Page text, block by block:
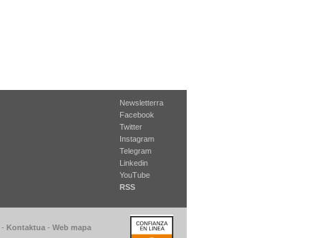
Newsletterra
Facebook
Twitter
Instagram
Telegram
Linkedin
YouTube
RSS
- Kontaktua - Web mapa